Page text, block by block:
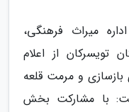
میراث فرهنگی،
از اعلام
بازسازی و مرمت قلعه
با مشارکت بخش